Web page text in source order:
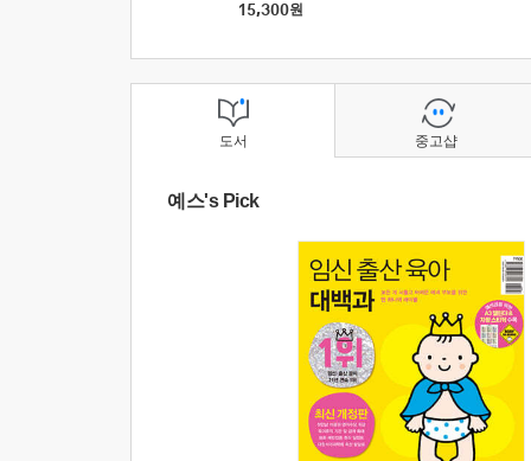
15,300원
도서
예스's Pick
중고샵